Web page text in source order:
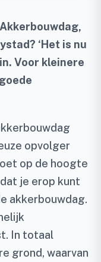
‘Het is nu
Voor kleinere
opvolger
op de hoogte
je erop kunt
akkerbouwdag.
In totaal
grond, waarvan